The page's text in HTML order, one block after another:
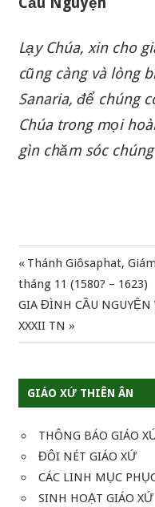
GIÁO XỨ THIÊN ÂN
THÔNG BÁO GIÁO
ĐÔI NÉT GIÁO XỨ
CÁC LINH MỤC
SINH HOẠT GIÁO XỨ
Lạy Chúa, xin cho
cũng càng và lòng
Sanaria, để chúng
Chúa trong mọi
gìn chăm sóc
Điều
hướng
bài
Previous
Post:
Thánh Giôsaphat,
tháng 11 (1580? – 1623)
Next
Post:
GIA ĐÌNH CẦU
XXXII TN